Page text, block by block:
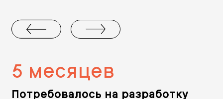
5 месяцев
Потребовалось на разработку